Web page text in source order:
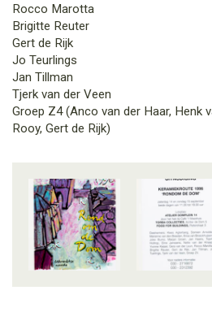
Rocco Marotta
Brigitte Reuter
Gert de Rijk
Jo Teurlings
Jan Tillman
Tjerk van der Veen
Groep Z4 (Anco van der Haar, Henk
Rooy, Gert de Rijk)